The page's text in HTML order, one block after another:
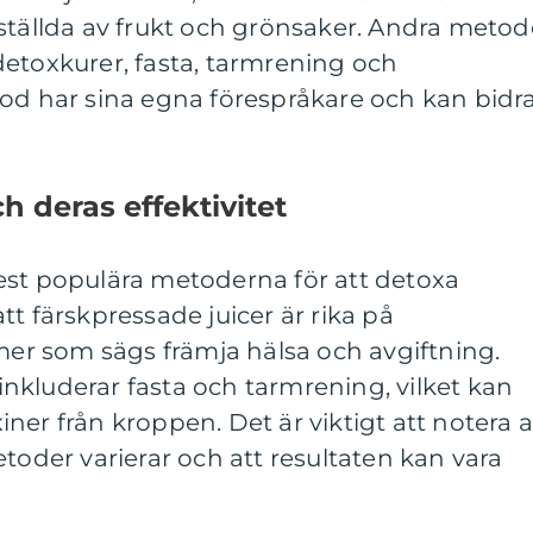
av frukt och grönsaker. Andra
fasta, tarmrening och
har sina egna förespråkare och kan
deras effektivitet
populära metoderna för att detoxa
färskpressade juicer är rika på
som sägs främja hälsa och avgiftning.
fasta och tarmrening, vilket kan
från kroppen. Det är viktigt att notera
varierar och att resultaten kan vara